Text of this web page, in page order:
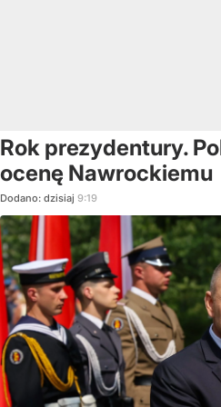
Rok prezydentury.
ocenę Nawrockiemu
Dodano: dzisiaj 9:19